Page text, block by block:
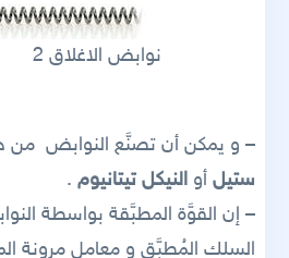
نوابض الاغلاق 2
– و يمكن أن تصنَّع النوابض من
ستيل أو النيكل تيتانيوم .
– إن القوَّة المطبَّقة بواسطة
السلك المُطبَّق و معامل مرونة